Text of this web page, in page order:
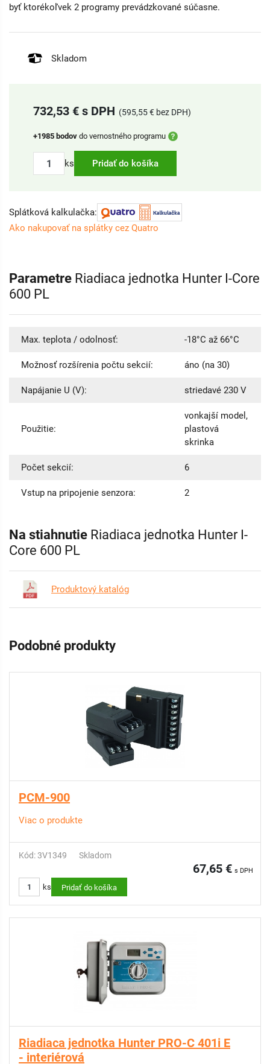
byť ktorékoľvek 2 programy prevádzkované súčasne.
Skladom
732,53 € s DPH (595,55 € bez DPH)
+1985 bodov do vernostného programu
ks Pridať do košíka
Splátková kalkulačka:
Ako nakupovať na splátky cez Quatro
Parametre Riadiaca jednotka Hunter I-Core
600 PL
Max. teplota / odolnosť: -18°C až 66°C
Možnosť rozšírenia počtu sekcií: áno (na 30)
Napájanie U (V): striedavé 230 V
Použitie:
vonkajší model,
plastová
skrinka
Počet sekcií: 6
Vstup na pripojenie senzora: 2
Na stiahnutie Riadiaca jednotka Hunter I-
Core 600 PL
Produktový katalóg
Podobné produkty
PCM-900
Viac o produkte
Kód: 3V1349 Skladom
67,65 € s DPH
ks Pridať do košíka
Riadiaca jednotka Hunter PRO-C 401i E
- interiérová